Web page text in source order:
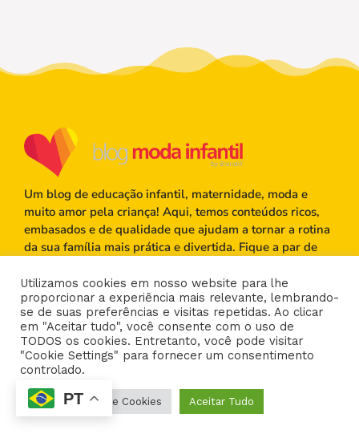
Um blog de educação infantil, maternidade, moda e
muito amor pela criança! Aqui, temos conteúdos ricos,
embasados e de qualidade que ajudam a tornar a rotina
da sua família mais prática e divertida. Fique a par de
Siga a Brandili nas redes sociais
Facebook
Instagram
Youtube
Pinterest
Institucional
Sobre nós
Quem Somos
Utilizamos cookies em nosso website para lhe
proporcionar a experiência mais relevante, lembrando-
se de suas preferências e visitas repetidas. Ao clicar
em "Aceitar tudo", você consente com o uso de
TODOS os cookies. Entretanto, você pode visitar
"Cookie Settings" para fornecer um consentimento
controlado.
Configurações de Cookies Aceitar Tudo
PT